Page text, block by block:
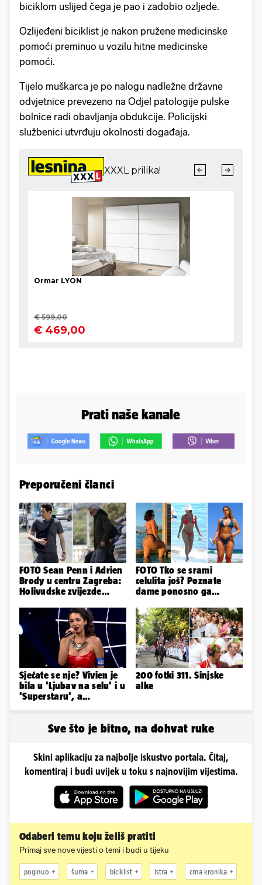
biciklom uslijed čega je pao i zadobio ozljede.
Ozlijeđeni biciklist je nakon pružene medicinske
pomoći preminuo u vozilu hitne medicinske
pomoći.
Tijelo muškarca je po nalogu nadležne državne
odvjetnice prevezeno na Odjel patologije pulske
bolnice radi obavljanja obdukcije. Policijski
službenici utvrđuju okolnosti događaja.
Prati naše kanale
Preporučeni članci
FOTO Sean Penn i Adrien
Brody u centru Zagreba:
Holivudske zvijezde
FOTO Tko se srami
celulita još? Poznate
dame ponosno ga
obline
Sjećate se nje? Vivien je
bila u 'Ljubav na selu' i u
'Superstaru', a
200 fotki 311. Sinjske
alke
Sve što je bitno, na dohvat ruke
Skini aplikaciju za najbolje iskustvo portala. Čitaj,
komentiraj i budi uvijek u toku s najnovijim vijestima.
Odaberi temu koju želiš pratiti
Primaj sve nove vijesti o temi i budi u tijeku
poginuo šuma biciklist istra crna kronika